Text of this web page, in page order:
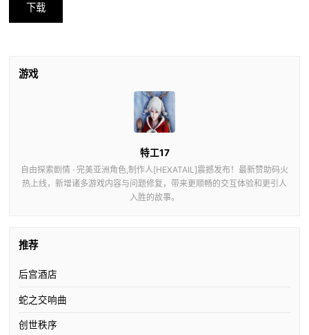
下载
游戏
特工17
自由探索剧情 · 完美亚洲角色,制作人[HEXATAIL]震撼发布！最新赞助码火
热上线，新增诸多游戏内容与问题修复，带来更顺畅的交互体验和更引人
入胜的故事。
推荐
后宫酒店
蛇之交响曲
创世秩序